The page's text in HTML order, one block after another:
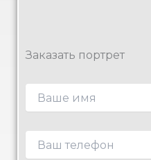
Заказать портрет